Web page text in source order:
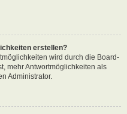
erstellen?
wird durch die Board-
mehr Antwortmöglichkeiten als
Administrator.